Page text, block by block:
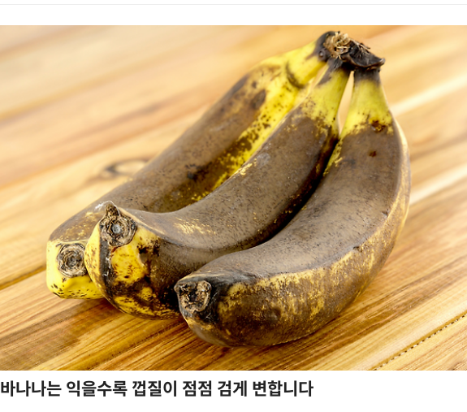
바나나는 익을수록 껍질이 점점 검게 변합니다